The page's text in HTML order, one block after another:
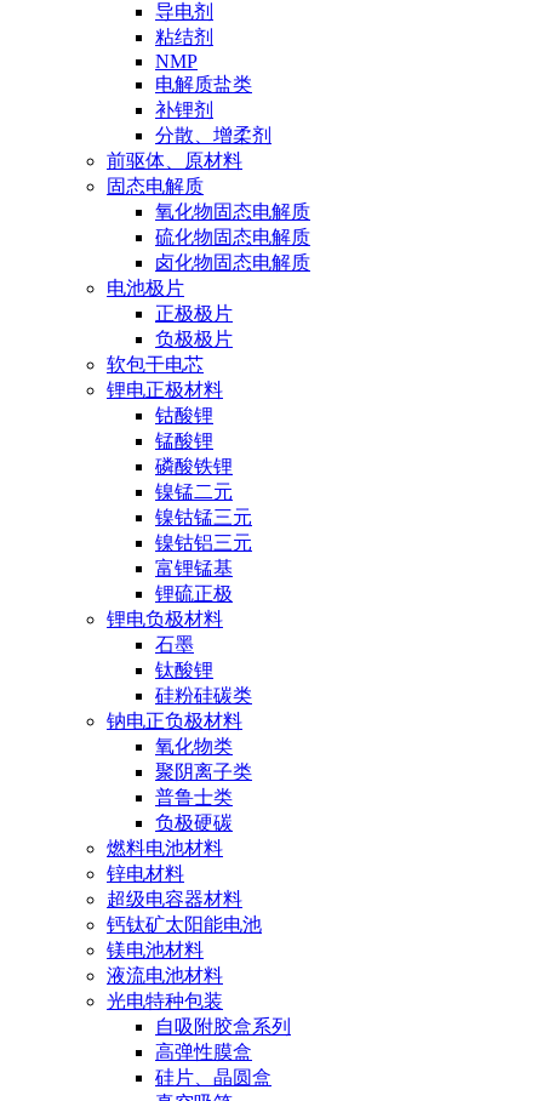
导电剂
粘结剂
NMP
电解质盐类
补锂剂
分散、增柔剂
前驱体、原材料
固态电解质
氧化物固态电解质
硫化物固态电解质
卤化物固态电解质
电池极片
正极极片
负极极片
软包干电芯
锂电正极材料
钴酸锂
锰酸锂
磷酸铁锂
镍锰二元
镍钴锰三元
镍钴铝三元
富锂锰基
锂硫正极
锂电负极材料
石墨
钛酸锂
硅粉硅碳类
钠电正负极材料
氧化物类
聚阴离子类
普鲁士类
负极硬碳
燃料电池材料
锌电材料
超级电容器材料
钙钛矿太阳能电池
镁电池材料
液流电池材料
光电特种包装
自吸附胶盒系列
高弹性膜盒
硅片、晶圆盒